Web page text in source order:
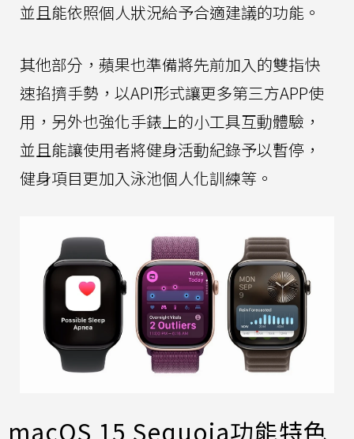
並且能依照個人狀況給予合適建議的功能。
其他部分，蘋果也準備將先前加入的雙指快
速掐擠手勢，以API形式讓更多第三方APP使
用，另外也強化手錶上的小工具互動體驗，
並且能讓使用者將健身活動紀錄予以暫停，
健身項目更加入泳池個人化訓練等。
macOS 15 Sequoia功能特色